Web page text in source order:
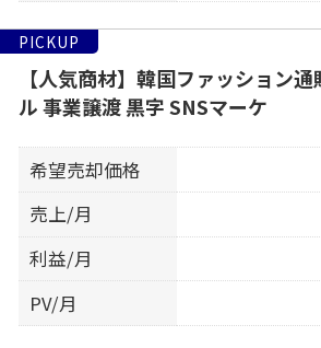
PICKUP
【人気商材】韓国ファッション
ル 事業譲渡 黒字 SNSマーケ
希望売却価格
売上/月
利益/月
PV/月